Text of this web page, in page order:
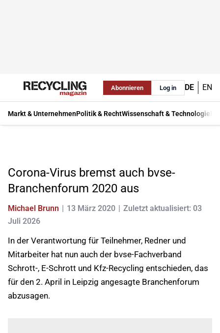
Abonnieren Log in DE EN
Markt & UnternehmenPolitik & RechtWissenschaft & Technologie
Corona-Virus bremst auch bvse-
Branchenforum 2020 aus
Michael Brunn 13 März 2020
Zuletzt aktualisiert: 03
Juli 2026
In der Verantwortung für Teilnehmer, Redner und
Mitarbeiter hat nun auch der bvse-Fachverband
Schrott-, E-Schrott und Kfz-Recycling entschieden, das
für den 2. April in Leipzig angesagte Branchenforum
abzusagen.